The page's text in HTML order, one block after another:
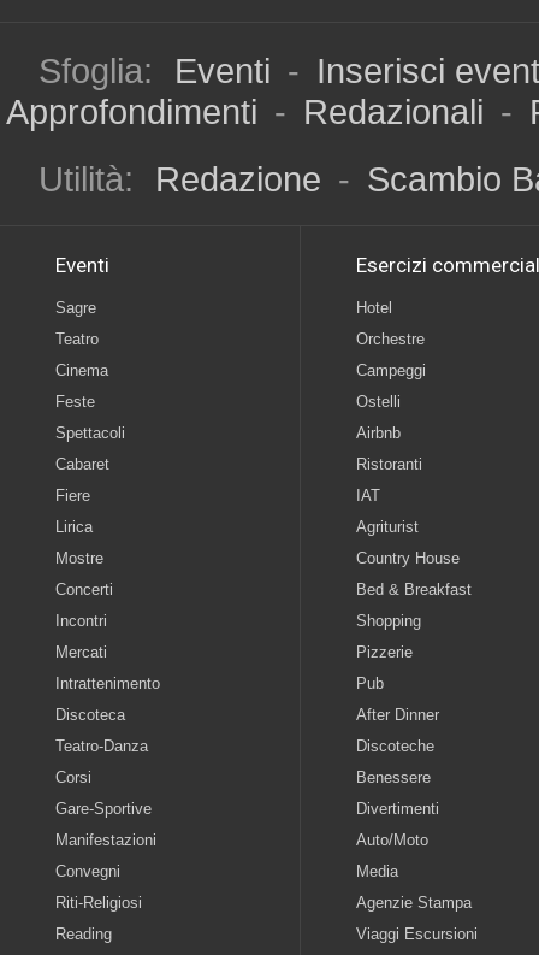
Sfoglia: Eventi - Inserisci
Approfondimenti - Redazionali -
Utilità:
Redazione - Scambio
Eventi
Sagre
Teatro
Cinema
Feste
Spettacoli
Cabaret
Fiere
Lirica
Mostre
Concerti
Incontri
Mercati
Intrattenimento
Discoteca
Teatro-Danza
Corsi
Gare-Sportive
Manifestazioni
Convegni
Riti-Religiosi
Reading
Esercizi
Hotel
Orchestre
Campeggi
Ostelli
Airbnb
Ristoranti
IAT
Agriturist
Country House
Bed & Breakfast
Shopping
Pizzerie
Pub
After Dinner
Discoteche
Benessere
Divertimenti
Auto/Moto
Media
Agenzie Stampa
Viaggi Escursioni